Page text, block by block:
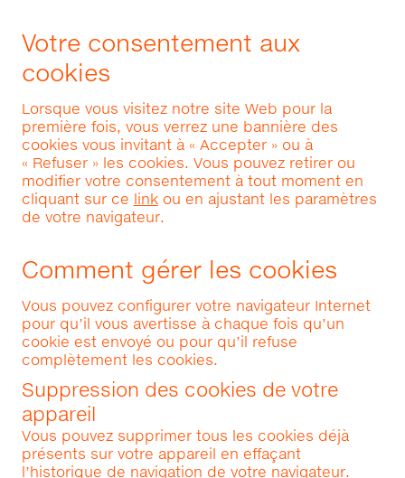
Votre consentement aux
cookies
Lorsque vous visitez notre site Web pour la
première fois, vous verrez une bannière des
cookies vous invitant à « Accepter » ou à
« Refuser » les cookies. Vous pouvez retirer ou
modifier votre consentement à tout moment en
cliquant sur ce linkou en ajustant les paramètres
de votre navigateur.
Comment gérer les cookies
Vous pouvez configurer votre navigateur Internet
pour qu’il vous avertisse à chaque fois qu’un
cookie est envoyé ou pour qu’il refuse
complètement les cookies.
Suppression des cookies de votre
appareil
Vous pouvez supprimer tous les cookies déjà
présents sur votre appareil en effaçant
l’historique de navigation de votre navigateur.